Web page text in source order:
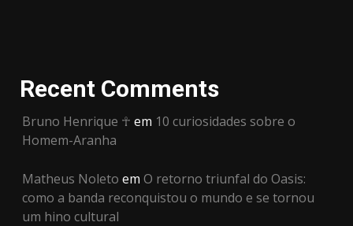
Recent Comments
Bruno Henrique ☥ em 10 curiosidades sobre o
Homem-Aranha
Matheus Noleto em O retorno triunfal do Oasis:
como a banda reconquistou o mundo e se tornou
um hino cultural